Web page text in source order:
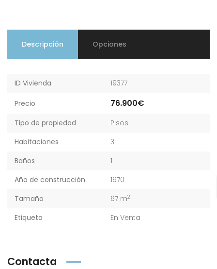
Descripción Opciones
ID Vivienda 19377
Precio 76.900€
Tipo de propiedad
Pisos
Habitaciones
3
Baños
1
Año de construcción
1970
Tamaño
67 m2
Etiqueta En Venta
Contacta